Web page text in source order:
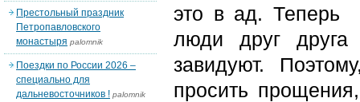
это в ад. Теперь
люди друг друга
завидуют.
просить
Престольный праздник
Петропавловского
монастыря palomnik
Поездки по России 2026 –
специально для
дальневосточников ! palomnik